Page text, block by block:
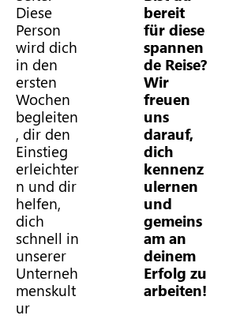
Diese
Person
wird dich
in den
ersten
Wochen
begleiten
, dir den
Einstieg
erleichter
n und dir
helfen,
dich
schnell in
unserer
Unterneh
menskult
ur
bereit
für diese
spannen
de Reise?
Wir
freuen
uns
darauf,
dich
kennenz
ulernen
und
gemeins
am an
deinem
Erfolg zu
arbeiten!